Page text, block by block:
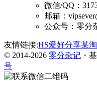
微信/QQ：
邮箱：
公众号：零分
友情链接:HS爱好分享某
© 2014-2026 零分杂记 ・
号